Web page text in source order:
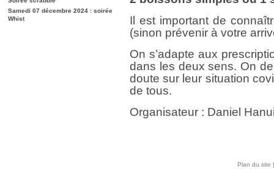
Samedi 07 décembre 2024 : soirée
Whist
Il est important de
(sinon prévenir à votre
On s’adapte aux
dans les deux sens. On
doute sur leur situation
de tous.
Organisateur : Daniel
Plan du site